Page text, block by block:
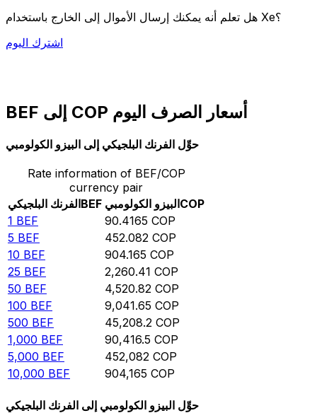
هل تعلم أنه يمكنك إرسال الأموال إلى الخارج باستخدام Xe؟
اشترك اليوم
BEF إلى COP أسعار الصرف اليوم
حوِّل الفرنك البلجيكي إلى البيزو الكولومبي
Rate information of BEF/COP
currency pair
الفرنك البلجيكيBEF البيزو الكولومبيCOP
1 BEF 90.4165 COP
5 BEF 452.082 COP
10 BEF 904.165 COP
25 BEF 2,260.41 COP
50 BEF 4,520.82 COP
100 BEF 9,041.65 COP
500 BEF 45,208.2 COP
1,000 BEF 90,416.5 COP
5,000 BEF 452,082 COP
10,000 BEF 904,165 COP
حوِّل البيزو الكولومبي إلى الفرنك البلجيكي